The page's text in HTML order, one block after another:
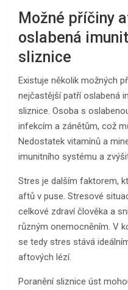
Možné příčiny
oslabená
sliznice
Existuje několik možných
nejčastější patří oslabená
sliznice. Osoba s
infekcím a zánětům, což
Nedostatek vitamínů a
imunitního systému a
Stres je dalším faktorem,
aftů v puse. Stresové
celkové zdraví člověka a
různým onemocněním. V
se tedy stres stává
aftových lézí.
Poranění sliznice úst